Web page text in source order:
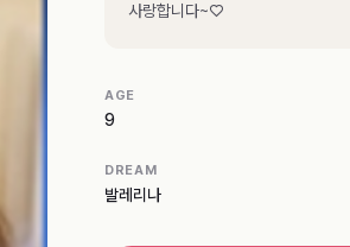
사랑합니다~♡
AGE
9
DREAM
발레리나